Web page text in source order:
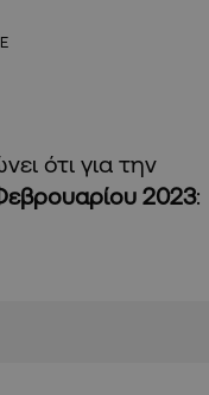
ότι για την
2023: